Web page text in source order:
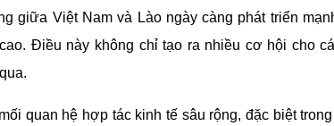
giữa Việt Nam và Lào ngày càng phát triển
Điều này không chỉ tạo ra nhiều cơ hội cho
quan hệ hợp tác kinh tế sâu rộng, đặc biệt